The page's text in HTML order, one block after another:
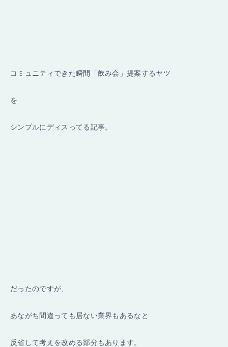
コミュニティできた瞬間「飲み会」提案するヤツ
を
シンプルにディスってる記事。
だったのですが、
あながち間違っても居ない業界もあるなと
反省して考えを改める部分もあります。